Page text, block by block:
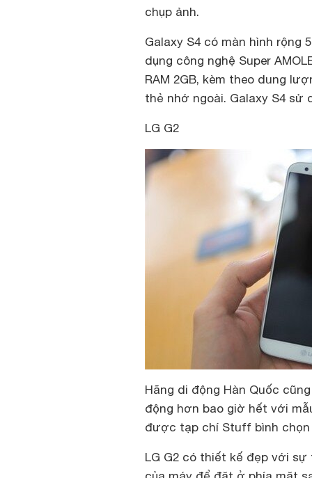
chụp ảnh.
Galaxy S4 có màn hình rộng
dụng công nghệ Super
RAM 2GB, kèm theo dung
thẻ nhớ ngoài. Galaxy S4 sử
LG G2
Hãng di động Hàn Quốc
động hơn bao giờ hết với
được tạp chí Stuff bình chọn
LG G2 có thiết kế đẹp với